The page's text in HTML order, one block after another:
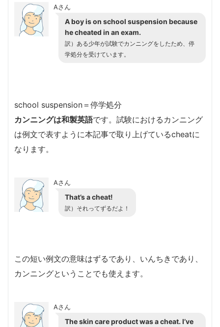
Aさん
A boy is on school suspension because
he cheated in an exam.
訳）ある少年が試験でカンニングをしたため、停
学処分を受けています。
school suspension＝停学処分
カンニングは和製英語です。試験におけるカンニング
は例文で表すように本記事で取り上げているcheatに
なります。
Aさん
That’s a cheat!
訳）それってずるだよ！
この短い例文の意味はずるであり、いんちきであり、
カンニングということでも使えます。
Aさん
The skin care product was a cheat. I’ve